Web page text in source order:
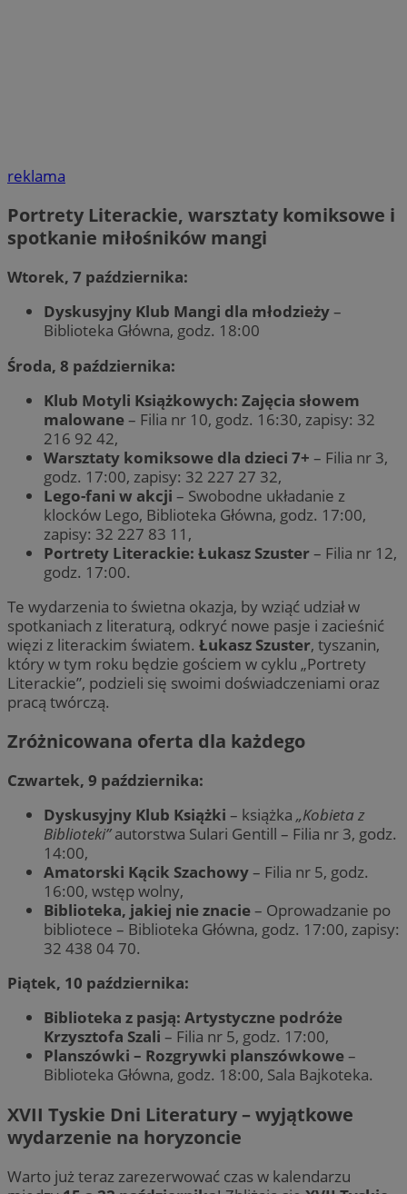
reklama
Portrety Literackie, warsztaty komiksowe i
spotkanie miłośników mangi
Wtorek, 7 października:
Dyskusyjny Klub Mangi dla młodzieży–
Biblioteka Główna, godz. 18:00
Środa, 8 października:
Klub Motyli Książkowych: Zajęcia słowem
malowane– Filia nr 10, godz. 16:30, zapisy: 32
216 92 42,
Warsztaty komiksowe dla dzieci 7+ – Filia nr 3,
godz. 17:00, zapisy: 32 227 27 32,
Lego-fani w akcji – Swobodne układanie z
klocków Lego, Biblioteka Główna, godz. 17:00,
zapisy: 32 227 83 11,
Portrety Literackie: Łukasz Szuster– Filia nr 12,
godz. 17:00.
Te wydarzenia to świetna okazja, by wziąć udział w
spotkaniach z literaturą, odkryć nowe pasje i zacieśnić
więzi z literackim światem. Łukasz Szuster, tyszanin,
który w tym roku będzie gościem w cyklu „Portrety
Literackie”, podzieli się swoimi doświadczeniami oraz
pracą twórczą.
Zróżnicowana oferta dla każdego
Czwartek, 9 października:
Dyskusyjny Klub Książki – książka „Kobieta z
Biblioteki”autorstwa Sulari Gentill – Filia nr 3, godz.
14:00,
Amatorski Kącik Szachowy– Filia nr 5, godz.
16:00, wstęp wolny,
Biblioteka, jakiej nie znacie– Oprowadzanie po
bibliotece – Biblioteka Główna, godz. 17:00, zapisy:
32 438 04 70.
Piątek, 10 października:
Biblioteka z pasją: Artystyczne podróże
Krzysztofa Szali – Filia nr 5, godz. 17:00,
Planszówki – Rozgrywki planszówkowe–
Biblioteka Główna, godz. 18:00, Sala Bajkoteka.
XVII Tyskie Dni Literatury – wyjątkowe
wydarzenie na horyzoncie
Warto już teraz zarezerwować czas w kalendarzu